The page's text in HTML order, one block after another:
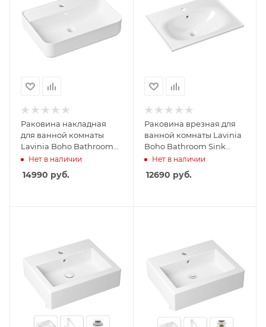
Раковина накладная
для ванной комнаты
Lavinia Boho Bathroom
Sink Slim 33311008 60 см
Нет в наличии
14990 руб.
Раковина врезная для
ванной комнаты Lavinia
Boho Bathroom Sink
33312010 60 см
Нет в наличии
12690 руб.